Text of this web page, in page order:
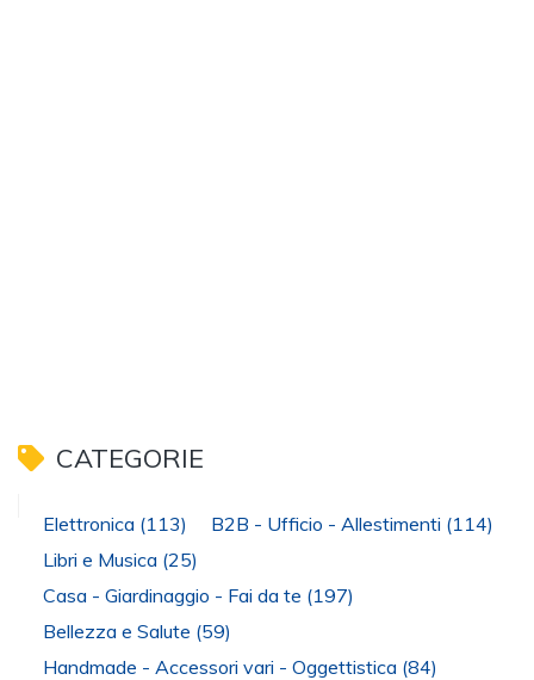
CATEGORIE
Elettronica (113) B2B - Ufficio - Allestimenti (114)
Libri e Musica (25)
Casa - Giardinaggio - Fai da te (197)
Bellezza e Salute (59)
Handmade - Accessori vari - Oggettistica (84)